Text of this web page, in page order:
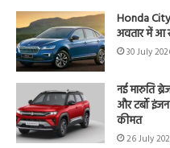
Honda
अवतार में आ
30 July
नई मारुति
और टर्बो
कीमत
26 July